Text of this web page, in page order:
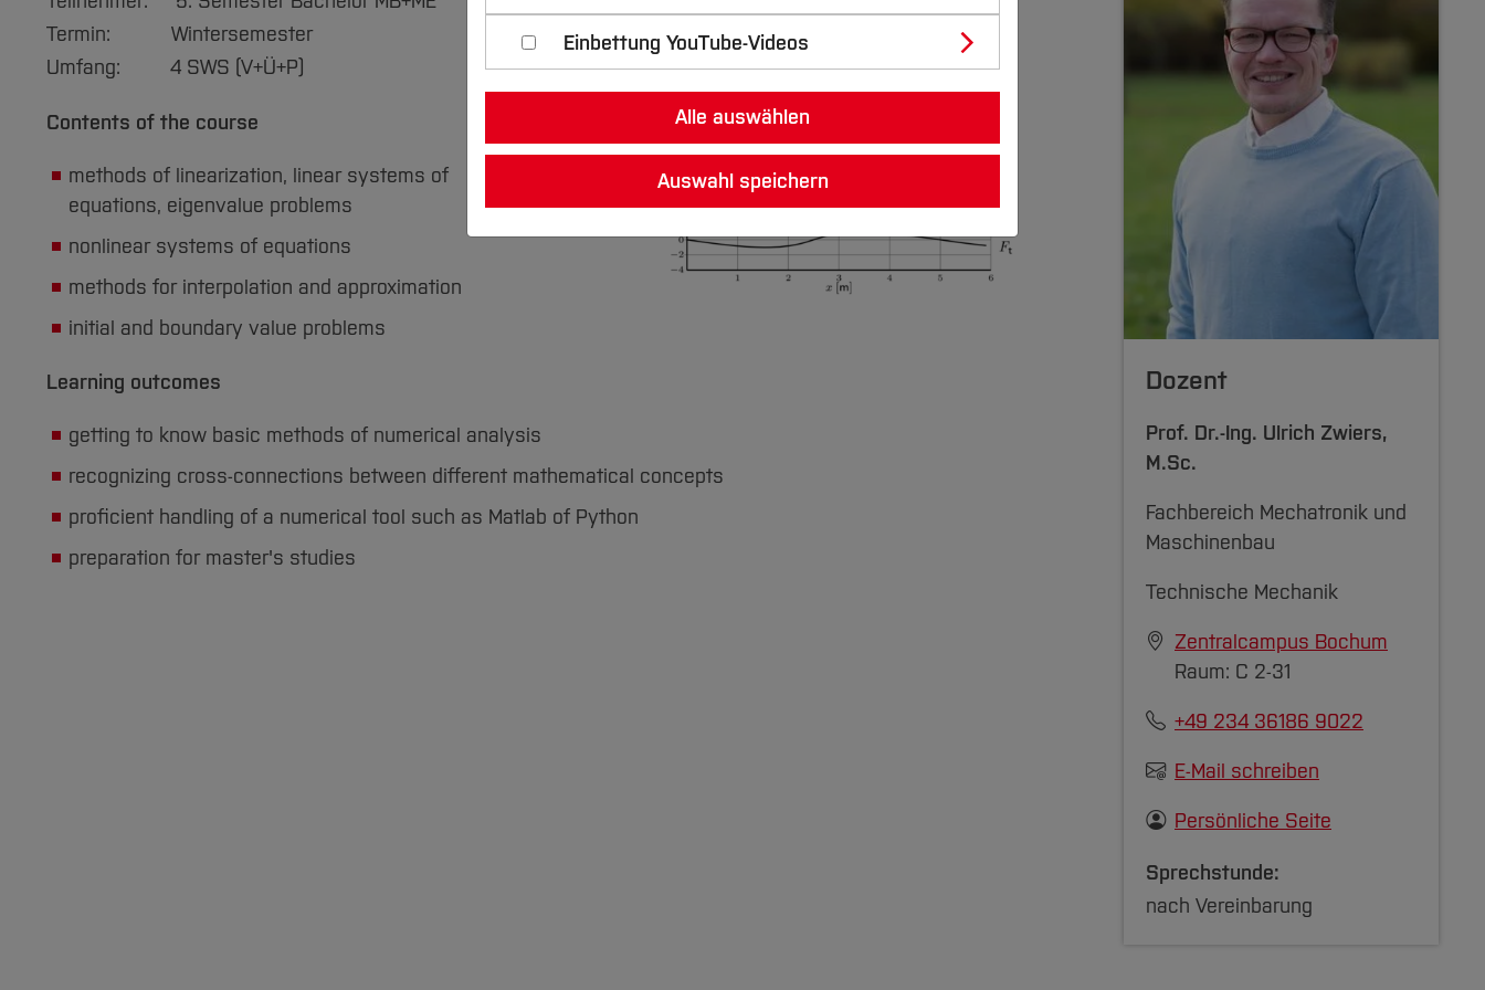
Termin: Wintersemester
Umfang: 4 SWS (V+Ü+P)
Contents of the course
methods of linearization, linear systems of
equations, eigenvalue problems
nonlinear systems of equations
methods for interpolation and approximation
initial and boundary value problems
Learning outcomes
getting to know basic methods of numerical analysis
recognizing cross-connections between different mathematical concepts
proficient handling of a numerical tool such as Matlab of Python
preparation for master's studies
Dozent
Prof. Dr.-Ing. Ulrich Zwiers,
M.Sc.
Fachbereich Mechatronik und
Maschinenbau
Technische Mechanik
Zentralcampus Bochum
Raum: C 2-31
+49 234 36186 9022
E-Mail schreiben
Persönliche Seite
Sprechstunde:
nach Vereinbarung
Einbettung YouTube-Videos
Alle auswählen
Auswahl speichern